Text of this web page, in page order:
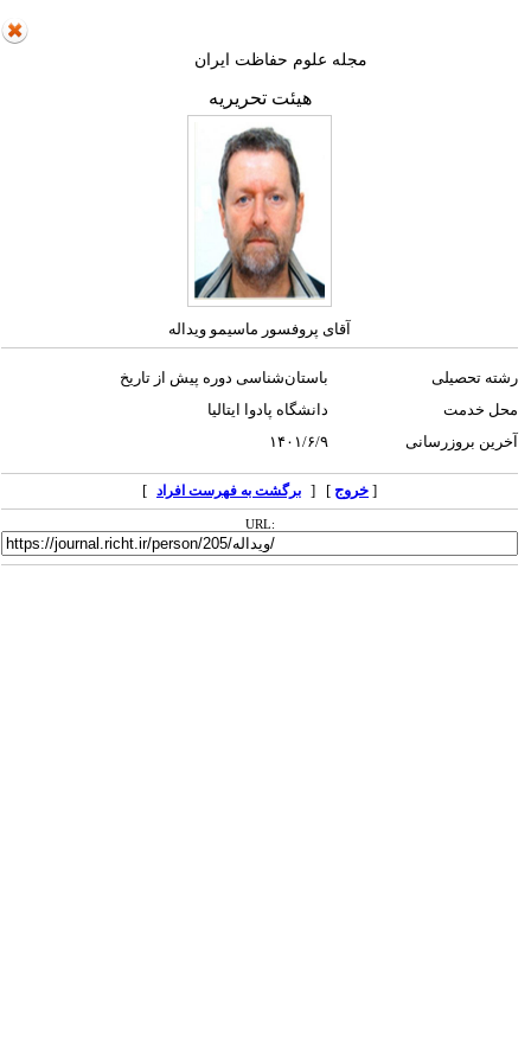
مجله علوم حفاظت ایران
هیئت تحریریه
آقای پروفسور ماسیمو ویداله
رشته تحصیلی
باستان‌شناسی دوره پیش از تاریخ
محل خدمت
دانشگاه پادوا ایتالیا
آخرین بروزرسانی
۱۴۰۱/۶/۹
خروج] [ برگشت به فهرست افراد ]
URL: